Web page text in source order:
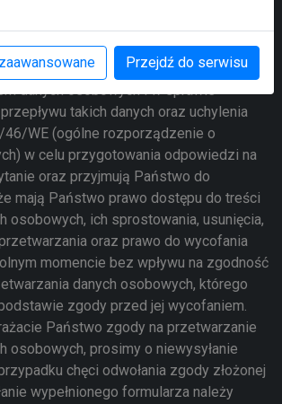
679 z dnia 27 kwietnia 2016 r. w
osób fizycznych w związku z
danych osobowych i w sprawie
takich danych oraz uchylenia
WE (ogólne rozporządzenie o
w celu przygotowania odpowiedzi na
oraz przyjmują Państwo do
mają Państwo prawo dostępu do treści
osobowych, ich sprostowania, usunięcia,
oraz prawo do wycofania
momencie bez wpływu na zgodność
danych osobowych, którego
zgody przed jej wycofaniem.
Państwo zgody na przetwarzanie
osobowych, prosimy o niewysyłanie
chęci odwołania zgody złożonej
wypełnionego formularza należy
Przejdź do serwisu